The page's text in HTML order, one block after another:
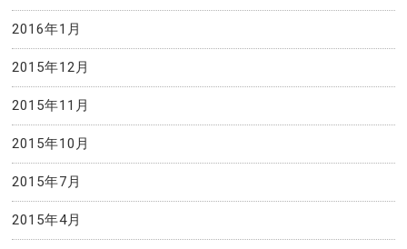
2016年1月
2015年12月
2015年11月
2015年10月
2015年7月
2015年4月